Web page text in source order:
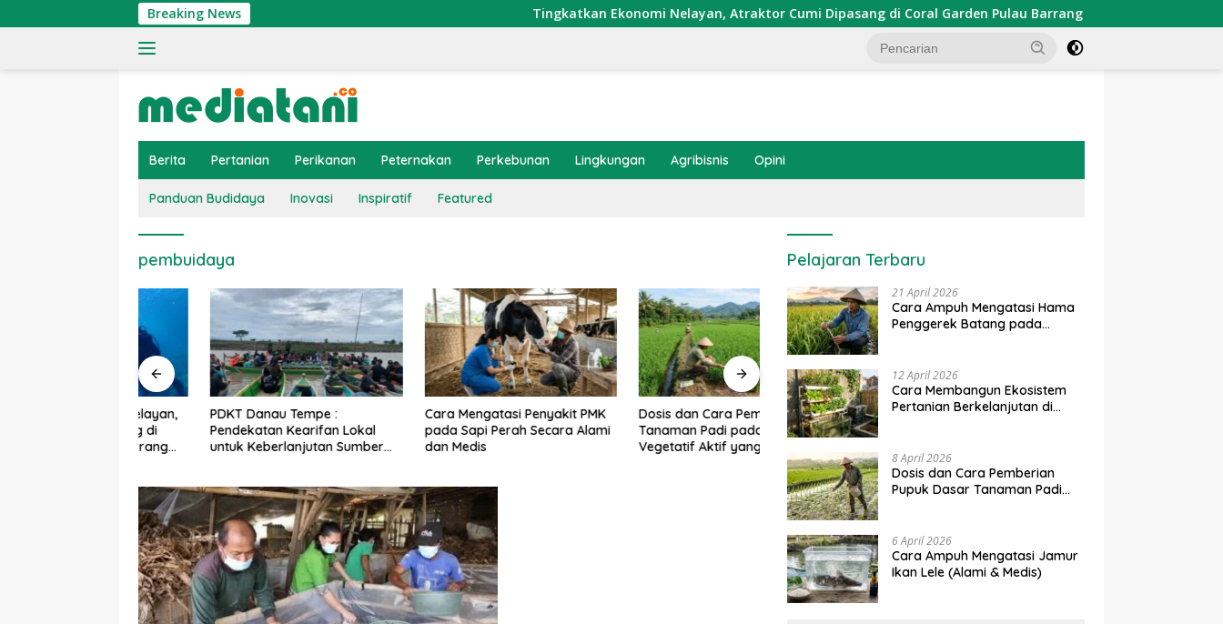
ke
Breaking News Tingkatkan Ekonomi Nelayan, Atraktor Cumi Dipasang di Coral Garden Pulau Barrang Caddi
Berita Pertanian Perikanan Peternakan Perkebunan Lingkungan Agribisnis Opini
Panduan Budidaya Inovasi Inspiratif Featured
pembuidaya
PDKT Danau Tempe :
Pendekatan Kearifan Lokal
untuk Keberlanjutan Sumber
Cara Mengatasi Penyakit PMK
pada Sapi Perah Secara Alami
dan Medis
Dosis dan Cara Pemupukan
Tanaman Padi pada Fase
Vegetatif Aktif yang Tepat
Penerapan IoT dalam
Pertanian Modern di Indonesia
Ekonomi Sumber Daya Lahan:
Pelajaran Terbaru
21 April 2026
Cara Ampuh Mengatasi Hama
Penggerek Batang pada
12 April 2026
Cara Membangun Ekosistem
Pertanian Berkelanjutan di
8 April 2026
Dosis dan Cara Pemberian
Pupuk Dasar Tanaman Padi
6 April 2026
Cara Ampuh Mengatasi Jamur
Ikan Lele (Alami & Medis)